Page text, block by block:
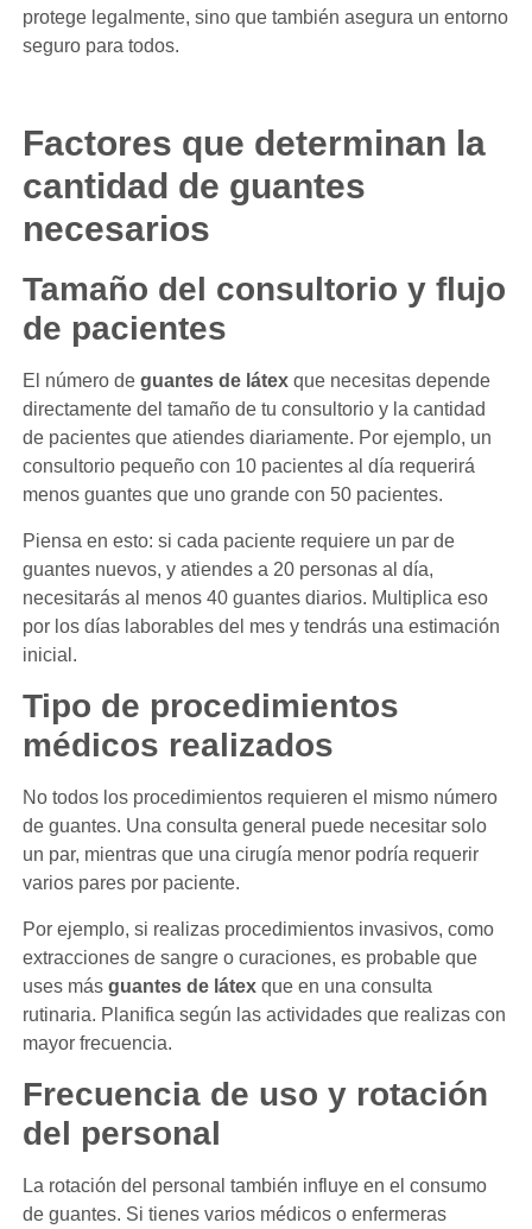
protege legalmente, sino que también asegura un entorno
seguro para todos.
Factores que determinan la
cantidad de guantes
necesarios
Tamaño del consultorio y flujo
de pacientes
El número de guantes de látexque necesitas depende
directamente del tamaño de tu consultorio y la cantidad
de pacientes que atiendes diariamente. Por ejemplo, un
consultorio pequeño con 10 pacientes al día requerirá
menos guantes que uno grande con 50 pacientes.
Piensa en esto: si cada paciente requiere un par de
guantes nuevos, y atiendes a 20 personas al día,
necesitarás al menos 40 guantes diarios. Multiplica eso
por los días laborables del mes y tendrás una estimación
inicial.
Tipo de procedimientos
médicos realizados
No todos los procedimientos requieren el mismo número
de guantes. Una consulta general puede necesitar solo
un par, mientras que una cirugía menor podría requerir
varios pares por paciente.
Por ejemplo, si realizas procedimientos invasivos, como
extracciones de sangre o curaciones, es probable que
uses más guantes de látexque en una consulta
rutinaria. Planifica según las actividades que realizas con
mayor frecuencia.
Frecuencia de uso y rotación
del personal
La rotación del personal también influye en el consumo
de guantes. Si tienes varios médicos o enfermeras